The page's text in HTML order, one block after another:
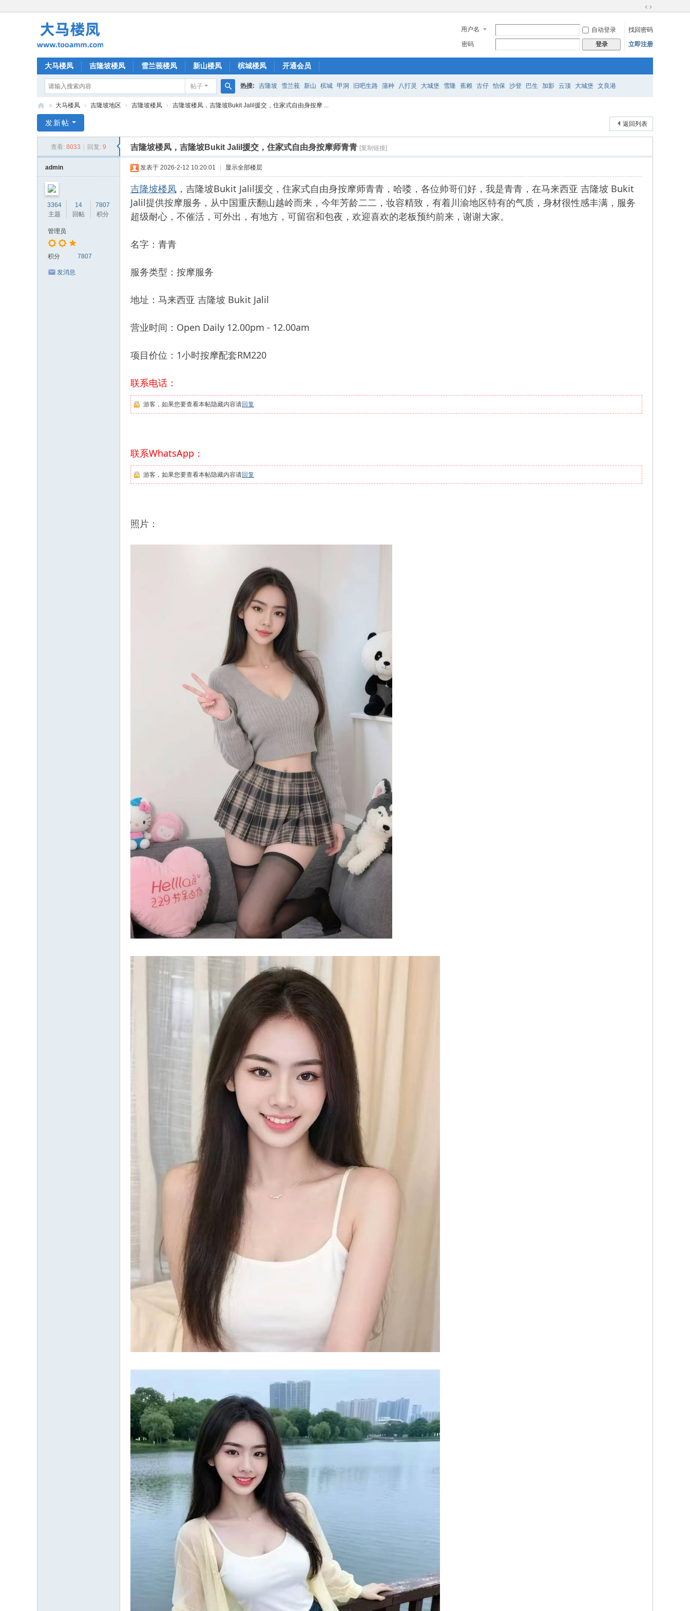
换
到
宽
用户名 自动登录
找回密码
密码
登录 立即注册
大马楼凤 吉隆坡楼凤 雪兰莪楼凤 新山楼凤 槟城楼凤 开通会员
帖子
搜
热搜: 吉隆坡 雪兰莪 新山 槟城 甲洞 旧吧生路 蒲种 八打灵 大城堡 雪隆 蕉赖 古仔 怡保 沙登 巴生 加影 云顶 大城堡 文良港
马
» 大马楼凤 › 吉隆坡地区 › 吉隆坡楼凤 › 吉隆坡楼凤，吉隆坡Bukit Jalil援交，住家式自由身按摩 ...
返回列表
发新帖
查看: 8033 回复: 9 吉隆坡楼凤，吉隆坡Bukit Jalil援交，住家式自由身按摩师青青 [复制链接]
admin
3364
主题
14
回帖
7807
积分
管理员
积分 7807
发消息
发表于 2026-2-12 10:20:01 显示全部楼层
吉隆坡楼凤 ，吉隆坡Bukit Jalil援交，住家式自由身按摩师青青，哈喽，各位帅哥们好，我是青青，在马来西亚 吉隆坡 Bukit
Jalil提供按摩服务，从中国重庆翻山越岭而来，今年芳龄二二，妆容精致，有着川渝地区特有的气质，身材很性感丰满，服务
超级耐心，不催活，可外出，有地方，可留宿和包夜，欢迎喜欢的老板预约前来，谢谢大家。
名字：青青
服务类型：按摩服务
地址：马来西亚 吉隆坡 Bukit Jalil
营业时间：Open Daily 12.00pm - 12.00am
项目价位：1小时按摩配套RM220
联系电话：
游客，如果您要查看本帖隐藏内容请回复
联系WhatsApp：
游客，如果您要查看本帖隐藏内容请回复
照片：